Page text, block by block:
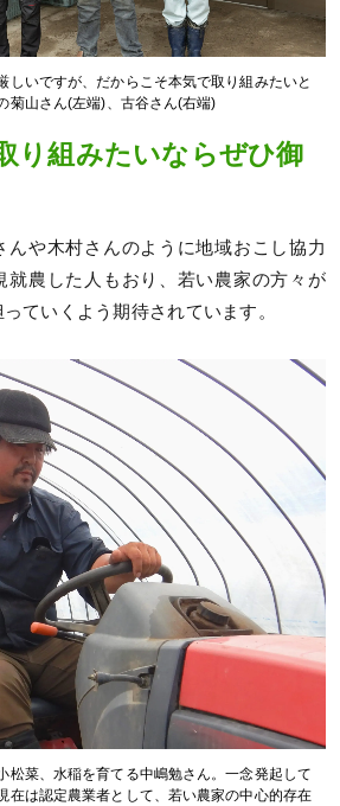
しいですが、だからこそ本気で取り組みたいと
菊山さん(左端)、古谷さん(右端)
り組みたいならぜひ御
んや木村さんのように地域おこし協力
就農した人もおり、若い農家の方々が
ていくよう期待されています。
松菜、水稲を育てる中嶋勉さん。一念発起して
在は認定農業者として、若い農家の中心的存在